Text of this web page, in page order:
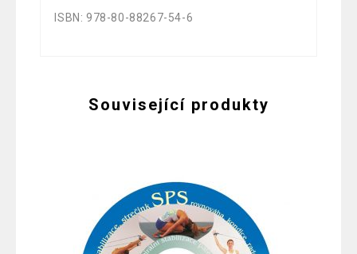
ISBN: 978-80-88267-54-6
Související produkty